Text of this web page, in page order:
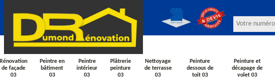
Rénovation
de façade
03
Peintre en
bâtiment
03
Peintre
intérieur
03
Plâtrerie
peinture
03
Nettoyage
de terrasse
03
Peinture
dessous de
toit 03
Peinture et
décapage de
volet 03